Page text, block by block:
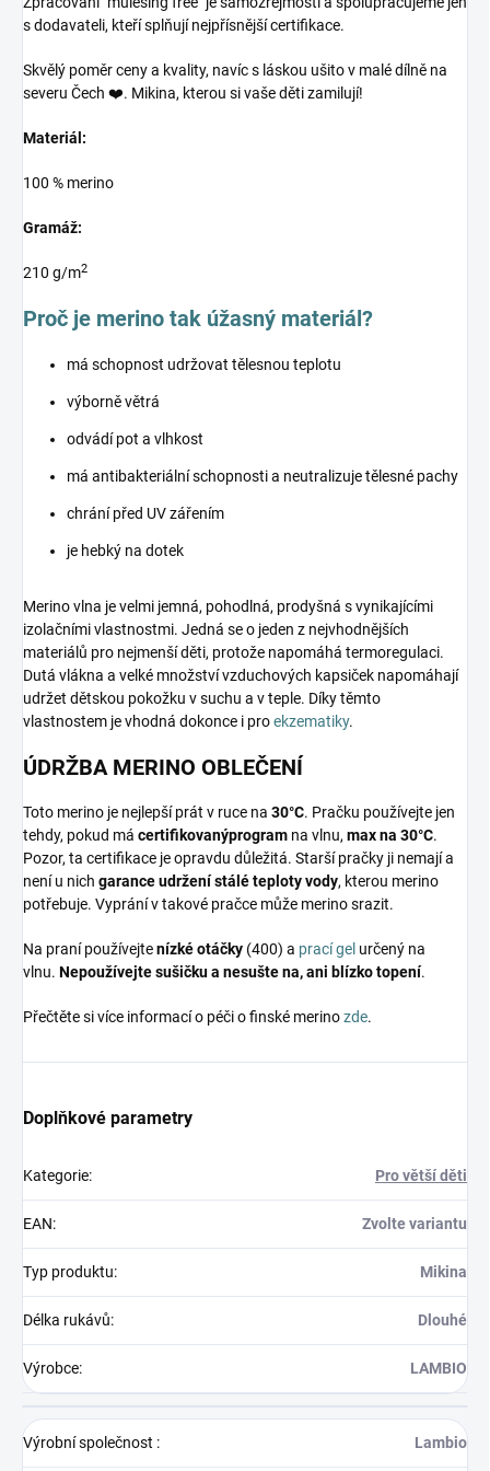
s dodavateli, kteří splňují nejpřísnější certifikace.
Skvělý poměr ceny a kvality, navíc s láskou ušito v malé dílně na
severu Čech ❤️. Mikina, kterou si vaše děti zamilují!
Materiál:
100 % merino
Gramáž:
210 g/m2
Proč je merino tak úžasný materiál?
má schopnost udržovat tělesnou teplotu
výborně větrá
odvádí pot a vlhkost
má antibakteriální schopnosti a neutralizuje tělesné pachy
chrání před UV zářením
je hebký na dotek
Merino vlna je velmi jemná, pohodlná, prodyšná s vynikajícími
izolačními vlastnostmi. Jedná se o jeden z nejvhodnějších
materiálů pro nejmenší děti, protože napomáhá termoregulaci.
Dutá vlákna a velké množství vzduchových kapsiček napomáhají
udržet dětskou pokožku v suchu a v teple. Díky těmto
vlastnostem je vhodná dokonce i proekzematiky.
ÚDRŽBA MERINO OBLEČENÍ
Toto merino je nejlepší prát v ruce na 30°C. Pračku používejte jen
tehdy, pokud má certifikovanýprogram na vlnu, max na 30°C.
Pozor, ta certifikace je opravdu důležitá. Starší pračky ji nemají a
není u nich garance udržení stálé teploty vody, kterou merino
potřebuje. Vyprání v takové pračce může merino srazit.
Na praní používejtenízké otáčky (400) a prací gel určený na
vlnu. Nepoužívejte sušičku a nesušte na, ani blízko topení.
Přečtěte si více informací o péči o finské merinozde.
Doplňkové parametry
Kategorie: Pro větší děti
EAN: Zvolte variantu
Typ produktu: Mikina
Délka rukávů: Dlouhé
Výrobce: LAMBIO
Výrobní společnost : Lambio